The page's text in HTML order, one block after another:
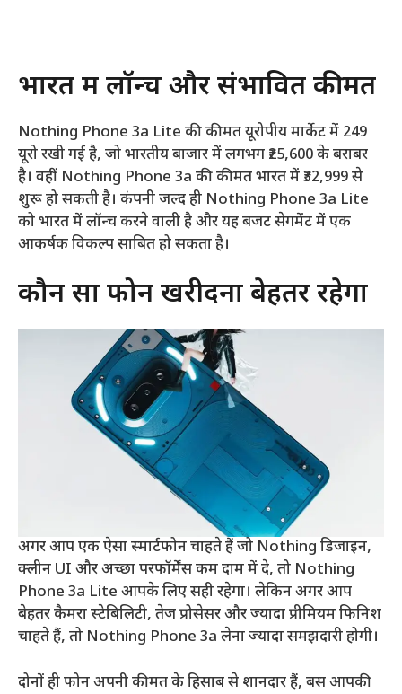
भारत में लॉन्च और संभावित कीमत
Nothing Phone 3a Lite की कीमत यूरोपीय मार्केट में 249
यूरो रखी गई है, जो भारतीय बाजार में लगभग ₹25,600 के बराबर
है। वहीं Nothing Phone 3a की कीमत भारत में ₹32,999 से
शुरू हो सकती है। कंपनी जल्द ही Nothing Phone 3a Lite
को भारत में लॉन्च करने वाली है और यह बजट सेगमेंट में एक
आकर्षक विकल्प साबित हो सकता है।
कौन सा फोन खरीदना बेहतर रहेगा
अगर आप एक ऐसा स्मार्टफोन चाहते हैं जो Nothing डिजाइन,
क्लीन UI और अच्छा परफॉर्मेंस कम दाम में दे, तो Nothing
Phone 3a Lite आपके लिए सही रहेगा। लेकिन अगर आप
बेहतर कैमरा स्टेबिलिटी, तेज प्रोसेसर और ज्यादा प्रीमियम फिनिश
चाहते हैं, तो Nothing Phone 3a लेना ज्यादा समझदारी होगी।
दोनों ही फोन अपनी कीमत के हिसाब से शानदार हैं, बस आपकी